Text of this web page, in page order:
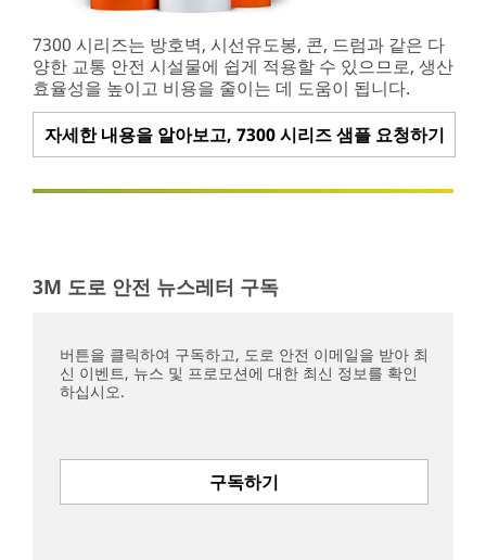
7300 시리즈는 방호벽, 시선유도봉, 콘, 드럼과 같은 다
양한 교통 안전 시설물에 쉽게 적용할 수 있으므로, 생산
효율성을 높이고 비용을 줄이는 데 도움이 됩니다.
자세한 내용을 알아보고, 7300 시리즈 샘플 요청하기
3M 도로 안전 뉴스레터 구독
버튼을 클릭하여 구독하고, 도로 안전 이메일을 받아 최
신 이벤트, 뉴스 및 프로모션에 대한 최신 정보를 확인
하십시오.
구독하기